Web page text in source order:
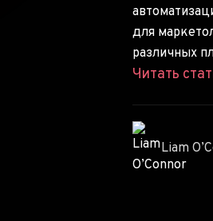
для
различных
Читать
Liam